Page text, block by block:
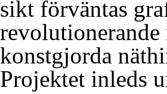
sikt förväntas
konstgjorda
Projektet inleds